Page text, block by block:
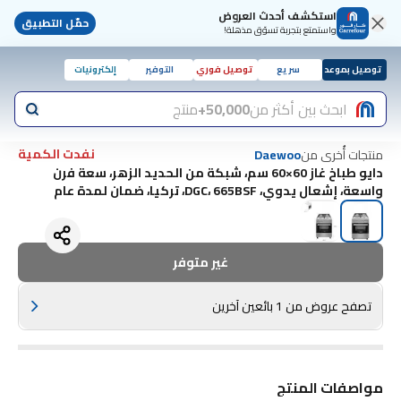
استكشف أحدث العروض
واستمتع بتجربة تسوّق مذهلة! حمّل التطبيق
توصيل بموعد سريع توصيل فوري التوفير إلكترونيات
ابحث بين أكثر من50,000+ منتج
منتجات أُخرى منDaewoo
نفدت الكمية
دايو طباخ غاز 60×60 سم، شبكة من الحديد الزهر، سعة فرن
واسعة، إشعال يدوي، DGC، 665BSF، تركيا، ضمان لمدة عام
غير متوفر
تصفح عروض من 1 بائعين آخرين
مواصفات المنتج